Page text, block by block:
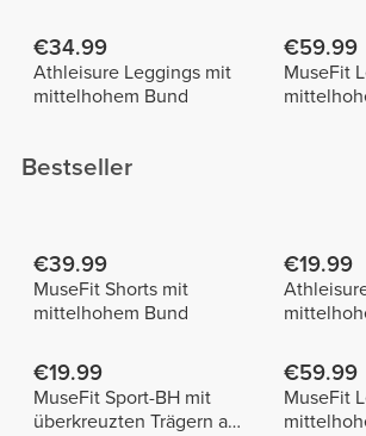
€34.99
Athleisure Leggings mit
mittelhohem Bund
€59.99
MuseFit
Bestseller
€39.99
MuseFit Shorts mit
mittelhohem Bund
€19.99
€19.99
MuseFit Sport-BH mit
überkreuzten Trägern am
€59.99
MuseFit